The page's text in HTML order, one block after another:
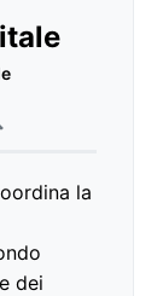
la
dei